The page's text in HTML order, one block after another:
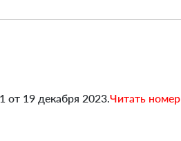
от 19 декабря 2023.Читать номер